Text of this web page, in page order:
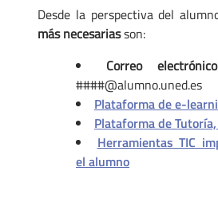
Desde la perspectiva del
más necesariasson:
Correo
####@alumno.uned.es
Plataforma de e-
Plataforma de
Herramientas TIC
el alumno